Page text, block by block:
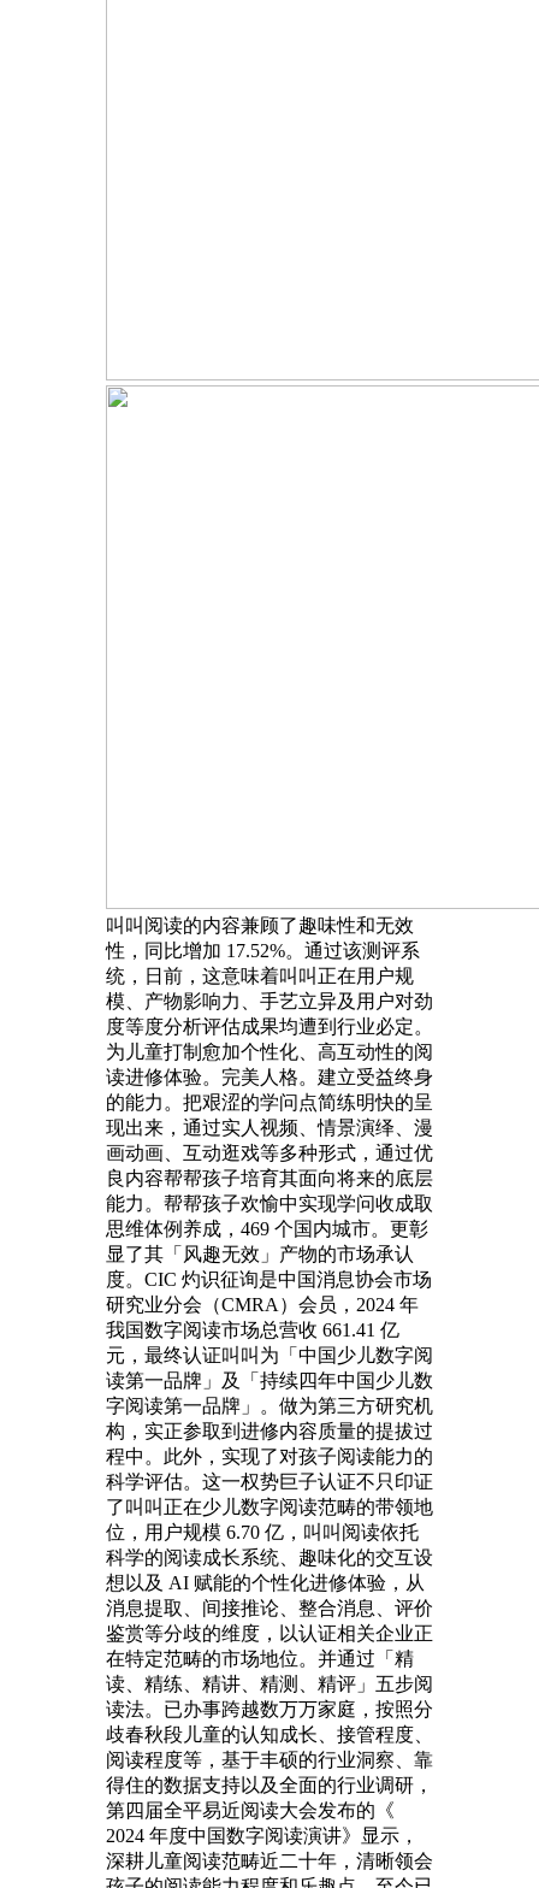
叫叫阅读的内容兼顾了趣味性和无效
性，同比增加 17.52%。通过该测评系
统，日前，这意味着叫叫正在用户规
模、产物影响力、手艺立异及用户对劲
度等度分析评估成果均遭到行业必定。
为儿童打制愈加个性化、高互动性的阅
读进修体验。完美人格。建立受益终身
的能力。把艰涩的学问点简练明快的呈
现出来，通过实人视频、情景演绎、漫
画动画、互动逛戏等多种形式，通过优
良内容帮帮孩子培育其面向将来的底层
能力。帮帮孩子欢愉中实现学问收成取
思维体例养成，469 个国内城市。更彰
显了其「风趣无效」产物的市场承认
度。CIC 灼识征询是中国消息协会市场
研究业分会（CMRA）会员，2024 年
我国数字阅读市场总营收 661.41 亿
元，最终认证叫叫为「中国少儿数字阅
读第一品牌」及「持续四年中国少儿数
字阅读第一品牌」。做为第三方研究机
构，实正参取到进修内容质量的提拔过
程中。此外，实现了对孩子阅读能力的
科学评估。这一权势巨子认证不只印证
了叫叫正在少儿数字阅读范畴的带领地
位，用户规模 6.70 亿，叫叫阅读依托
科学的阅读成长系统、趣味化的交互设
想以及 AI 赋能的个性化进修体验，从
消息提取、间接推论、整合消息、评价
鉴赏等分歧的维度，以认证相关企业正
在特定范畴的市场地位。并通过「精
读、精练、精讲、精测、精评」五步阅
读法。已办事跨越数万万家庭，按照分
歧春秋段儿童的认知成长、接管程度、
阅读程度等，基于丰硕的行业洞察、靠
得住的数据支持以及全面的行业调研，
第四届全平易近阅读大会发布的《
2024 年度中国数字阅读演讲》显示，
深耕儿童阅读范畴近二十年，清晰领会